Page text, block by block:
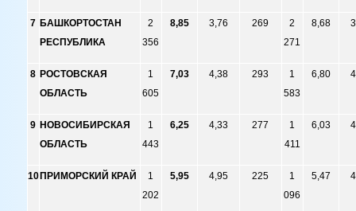
7 БАШКОРТОСТАН
РЕСПУБЛИКА
2
356
8,85 3,76 269
2
271
8,68
8 РОСТОВСКАЯ
ОБЛАСТЬ
1
605
7,03 4,38 293
1
583
6,80
9 НОВОСИБИРСКАЯ
ОБЛАСТЬ
1
443
6,25 4,33 277
1
411
6,03
10 ПРИМОРСКИЙ КРАЙ
1
202
5,95 4,95 225
1
096
5,47